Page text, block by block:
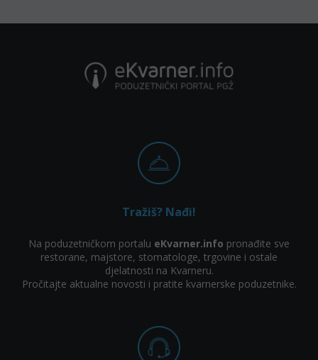
Tražiš? Nađi!
Na poduzetničkom portalu eKvarner.info pronađite sve
restorane, majstore, stomatologe, trgovine i ostale
djelatnosti na Kvarneru.
Pročitajte aktualne novosti i pratite kvarnerske poduzetnike.